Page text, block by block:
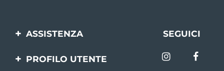
ASSISTENZA
Contattaci
SEGUICI
PROFILO UTENTE